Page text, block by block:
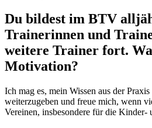
Du bildest im BTV
Trainerinnen und
weitere Trainer fort.
Motivation?
Ich mag es, mein Wissen aus der
weiterzugeben und freue mich, wenn
Vereinen, insbesondere für die Kinder-